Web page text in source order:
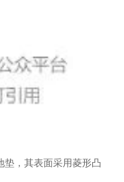
，其表面采用菱形凸